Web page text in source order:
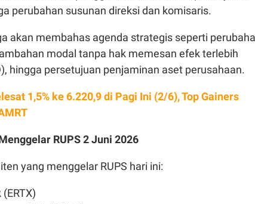
perubahan susunan direksi dan komisaris.
akan membahas agenda strategis seperti
modal tanpa hak memesan efek terlebih
hingga persetujuan penjaminan aset perusahaan.
1,5% ke 6.220,9 di Pagi Ini (2/6), Top Gainers
RUPS 2 Juni 2026
yang menggelar RUPS hari ini: